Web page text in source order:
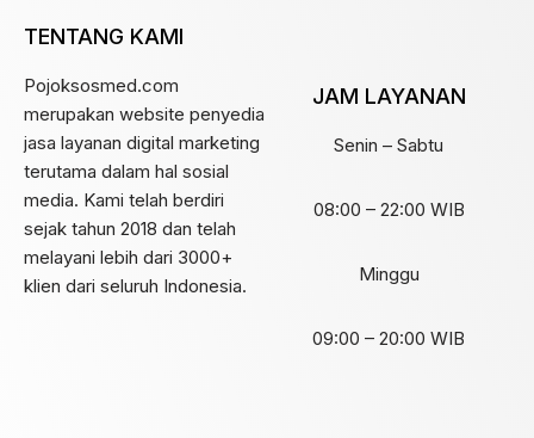
TENTANG KAMI
Pojoksosmed.com
merupakan website penyedia
jasa layanan digital marketing
terutama dalam hal sosial
media. Kami telah berdiri
sejak tahun 2018 dan telah
melayani lebih dari 3000+
klien dari seluruh Indonesia.
JAM LAYANAN
Senin – Sabtu
08:00 – 22:00 WIB
Minggu
09:00 – 20:00 WIB